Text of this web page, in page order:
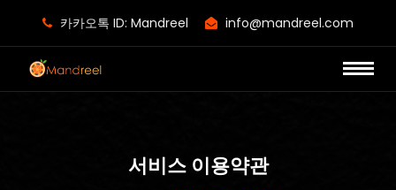
카카오톡 ID: Mandreel info@mandreel.com
서비스 이용약관